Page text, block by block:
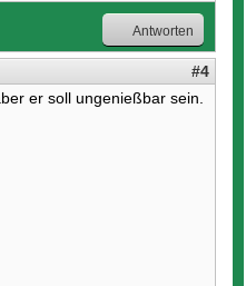
Antworten
#4
er soll ungenießbar sein.